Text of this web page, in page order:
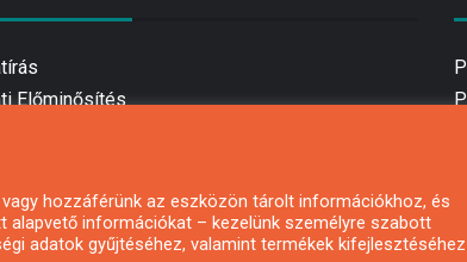
Előminősítés
pályázatírás
magánszemélyeknek
hozzáférünk az eszközön tárolt információkhoz, és
információkat – kezelünk személyre szabott
adatok gyűjtéséhez, valamint termékek kifejlesztéséhez